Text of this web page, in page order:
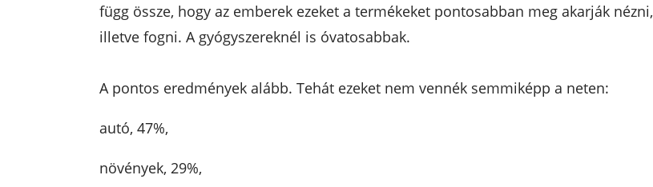
függ össze, hogy az emberek ezeket a termékeket pontosabban meg akarják nézni,
illetve fogni. A gyógyszereknél is óvatosabbak.
A pontos eredmények alább. Tehát ezeket nem vennék semmiképp a neten:
autó, 47%,
növények, 29%,